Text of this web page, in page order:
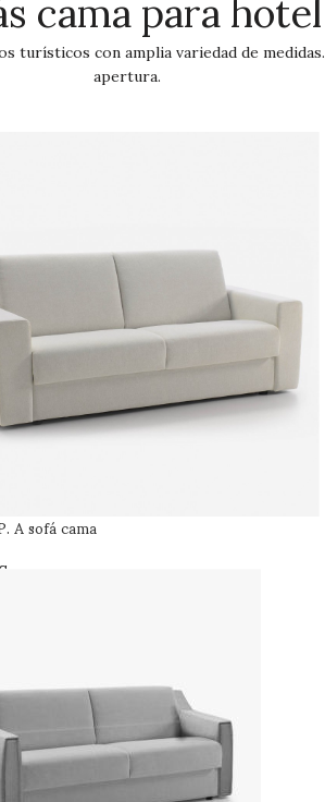
cama para hotel
turísticos con amplia variedad de medidas.
apertura.
A sofá cama